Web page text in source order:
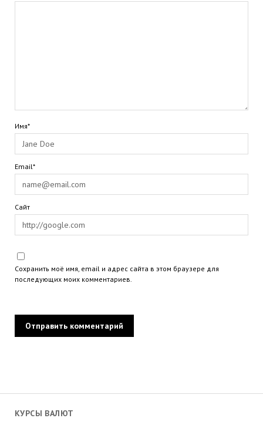
КУРСЫ ВАЛЮТ
Имя*
Email*
Сайт
Сохранить моё имя, email и адрес сайта в этом браузере для
последующих моих комментариев.